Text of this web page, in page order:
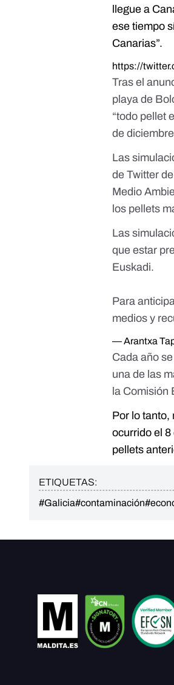
llegue a
ese tiempo
Canarias”.
https://
Tras el
playa de
“todo pellet
de
Las
de Twitter
Medio
los pellets
Las
que estar
Euskadi.
Para
medios y
— Arantxa
Cada año
una de las
la Comisión
Por lo tanto,
ocurrido el
pellets
ETIQUETAS:
#Galicia#contaminación